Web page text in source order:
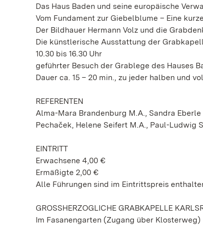
Das Haus Baden und seine europäische
Vom Fundament zur Giebelblume – Eine
Der Bildhauer Hermann Volz und die
Die künstlerische Ausstattung der
10.30 bis 16.30 Uhr
geführter Besuch der Grablege des Hauses
Dauer ca. 15 – 20 min., zu jeder halben und
REFERENTEN
Alma-Mara Brandenburg M.A., Sandra Eberle
Pechaček, Helene Seifert M.A., Paul-Ludwig
EINTRITT
Erwachsene 4,00 €
Ermäßigte 2,00 €
Alle Führungen sind im Eintrittspreis
GROSSHERZOGLICHE GRABKAPELLE
Im Fasanengarten (Zugang über Klosterweg)